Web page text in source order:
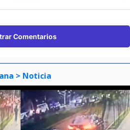
Comentarios
> Noticia